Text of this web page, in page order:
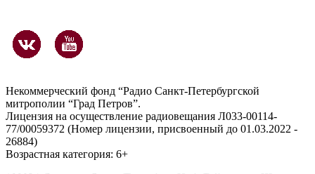
Некоммерческий фонд “Радио Санкт-Петербургской
митрополии “Град Петров”.
Лицензия на осуществление радиовещания Л033-00114-
77/00059372 (Номер лицензии, присвоенный до 01.03.2022 -
26884)
Возрастная категория: 6+